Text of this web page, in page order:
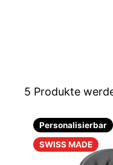
5 Produkte
Personalisierbar
SWISS MADE